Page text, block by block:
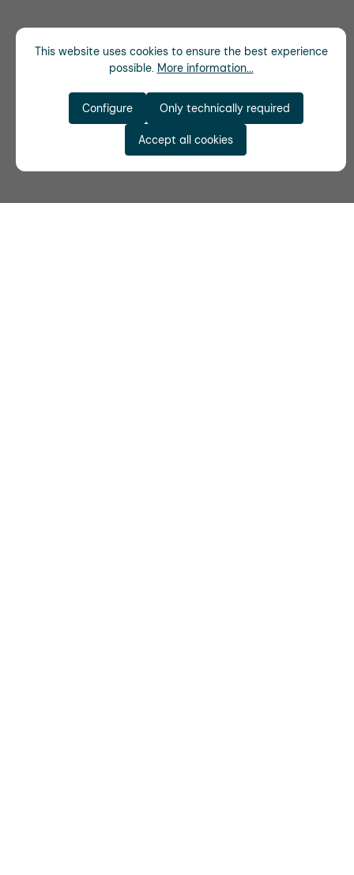
This website uses cookies to ensure the best experience
possible. More information...
Only technically required
Configure
Accept all cookies